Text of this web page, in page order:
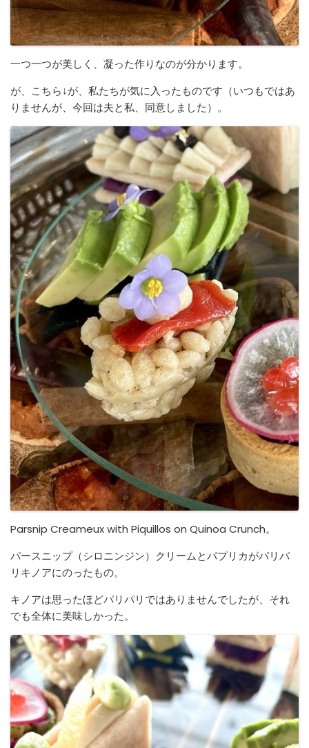
一つ一つが美しく、凝った作りなのが分かります。
が、こちら↓が、私たちが気に入ったものです（いつもではあ
りませんが、今回は夫と私、同意しました）。
Parsnip Creameux with Piquillos on Quinoa Crunch。
パースニップ（シロニンジン）クリームとパプリカがパリパ
リキノアにのったもの。
キノアは思ったほどパリパリではありませんでしたが、それ
でも全体に美味しかった。